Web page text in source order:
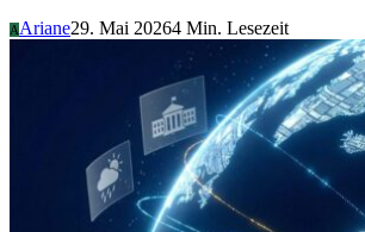
AAriane29. Mai 20264 Min. Lesezeit